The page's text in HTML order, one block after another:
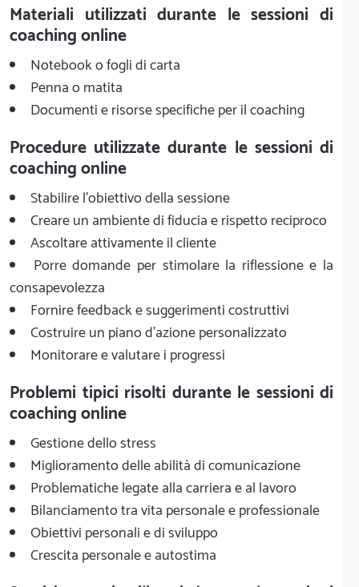
Materiali utilizzati durante le sessioni di
coaching online
Notebook o fogli di carta
Penna o matita
Documenti e risorse specifiche per il coaching
Procedure utilizzate durante le sessioni di
coaching online
Stabilire l'obiettivo della sessione
Creare un ambiente di fiducia e rispetto reciproco
Ascoltare attivamente il cliente
Porre domande per stimolare la riflessione e la
consapevolezza
Fornire feedback e suggerimenti costruttivi
Costruire un piano d'azione personalizzato
Monitorare e valutare i progressi
Problemi tipici risolti durante le sessioni di
coaching online
Gestione dello stress
Miglioramento delle abilità di comunicazione
Problematiche legate alla carriera e al lavoro
Bilanciamento tra vita personale e professionale
Obiettivi personali e di sviluppo
Crescita personale e autostima